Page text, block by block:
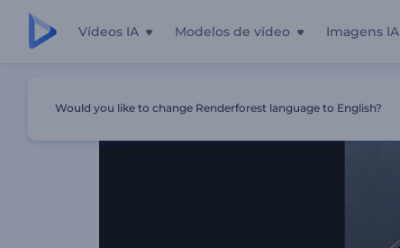
Vídeos IA Modelos de vídeo Imagens IA
Would you like to change Renderforest language to English?